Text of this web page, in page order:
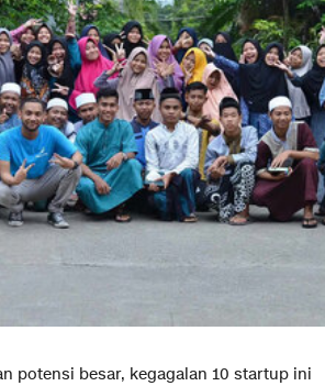
potensi besar, kegagalan 10 startup ini